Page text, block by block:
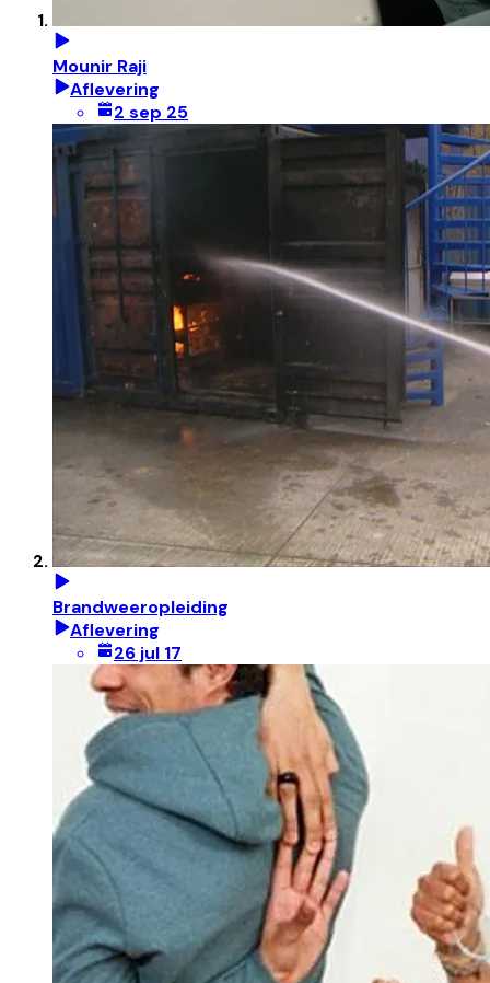
Mounir Raji
Aflevering
2 sep 25
Brandweeropleiding
Aflevering
26 jul 17